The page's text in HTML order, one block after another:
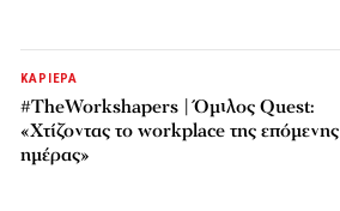
ΚΑΡΙΕΡΑ
#TheWorkshapers | Όμιλος Quest:
«Χτίζοντας το workplace της επόμενης
ημέρας»